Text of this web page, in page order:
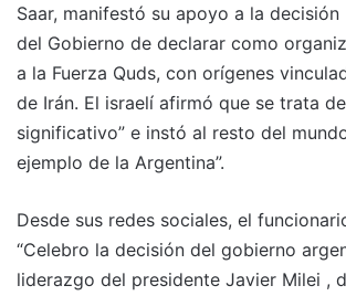
Saar, manifestó su apoyo a la decisión
del Gobierno de declarar como
a la Fuerza Quds, con orígenes
de Irán. El israelí afirmó que se trata
significativo” e instó al resto del
ejemplo de la Argentina”.
Desde sus redes sociales, el
“Celebro la decisión del gobierno
liderazgo del presidente Javier Milei ,